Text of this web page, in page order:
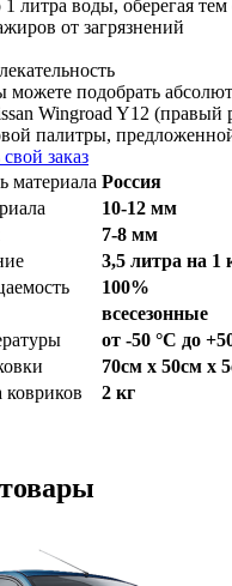
1 литра воды, оберегая
от загрязнений
подобрать
Wingroad Y12 (правый
палитры,
заказ
материала Россия
10-12 мм
7-8 мм
3,5 литра на 1
100%
всесезонные
от -50 °С до
70см x 50см x
ковриков
2 кг